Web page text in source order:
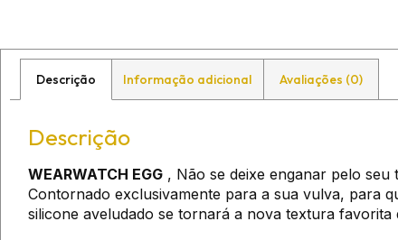
Descrição Informação adicional Avaliações (0)
Descrição
WEARWATCH EGG , Não se deixe enganar pelo
Contornado exclusivamente para a sua vulva, para
silicone aveludado se tornará a nova textura favorita